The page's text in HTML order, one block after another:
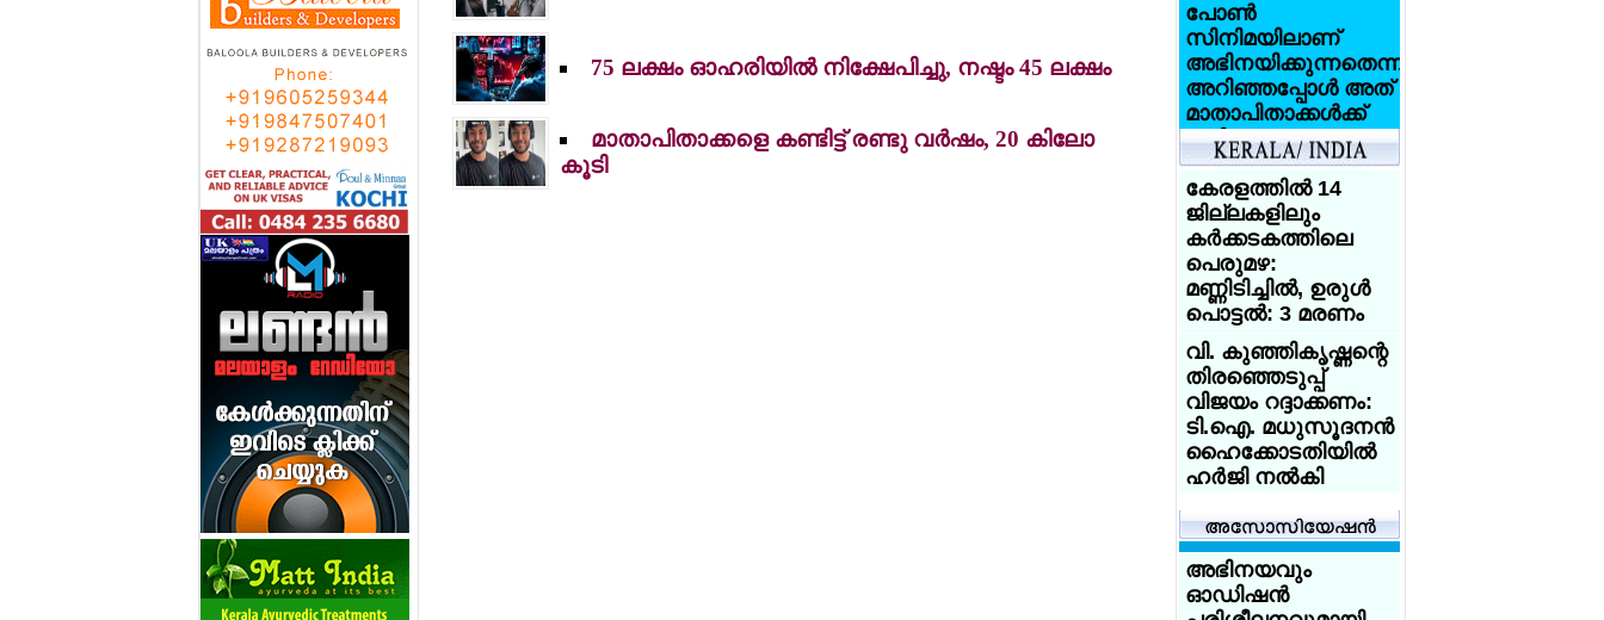
75 ലക്ഷം ഓഹരിയില്‍ നിക്ഷേപിച്ചു, നഷ്ടം 45 ലക്ഷം
മാതാപിതാക്കളെ കണ്ടിട്ട് രണ്ടു വര്‍ഷം, 20 കിലോ
കൂടി
പോണ്‍
സിനിമയിലാണ്
അഭിനയിക്കുന്നതെന്ന്
അറിഞ്ഞപ്പോള്‍ അത്
മാതാപിതാക്കള്‍ക്ക്
വലിയ
ആഘാതമായി:
സണ്ണി ലിയോണ്‍
ആസിഡ്
ആക്രമണത്തെ
അതിജീവിച്ച
ഇന്ത്യക്കാരിക്ക്
യുകെ
യൂണിവേഴ്‌സിറ്റിയുടെ
സ്‌കോളര്‍ഷിപ്പ്
യുകെയില്‍
പഠിക്കുകയാണോ?
18 വയസ്സായോ?
ട്രെയിന്‍ ടിക്കറ്റ് 50
ശതമാനം
ഡിസ്‌കൗണ്ട്:
സേവര്‍ റെയില്‍
കാര്‍ഡ് നല്‍കാന്‍
യുകെ
കേരളത്തില്‍ 14
ജില്ലകളിലും
കര്‍ക്കടകത്തിലെ
പെരുമഴ:
മണ്ണിടിച്ചില്‍, ഉരുള്‍
പൊട്ടല്‍: 3 മരണം
വി. കുഞ്ഞികൃഷ്ണന്റെ
തിരഞ്ഞെടുപ്പ്
വിജയം റദ്ദാക്കണം:
ടി.ഐ. മധുസൂദനന്‍
ഹൈക്കോടതിയില്‍
ഹര്‍ജി നല്‍കി
ശക്തമായ കാറ്റും
മഴയും:
കേരളത്തിലെ 3
ജില്ലകളില്‍
സ്‌കൂളുകള്‍ക്ക്
അഭിനയവും
ഓഡിഷന്‍